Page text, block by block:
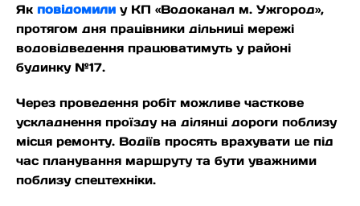
Як повідомили у КП «Водоканал м. Ужгород»,
протягом дня працівники дільниці мережі
водовідведення працюватимуть у районі
будинку №17.
Через проведення робіт можливе часткове
ускладнення проїзду на ділянці дороги поблизу
місця ремонту. Водіїв просять врахувати це під
час планування маршруту та бути уважними
поблизу спецтехніки.